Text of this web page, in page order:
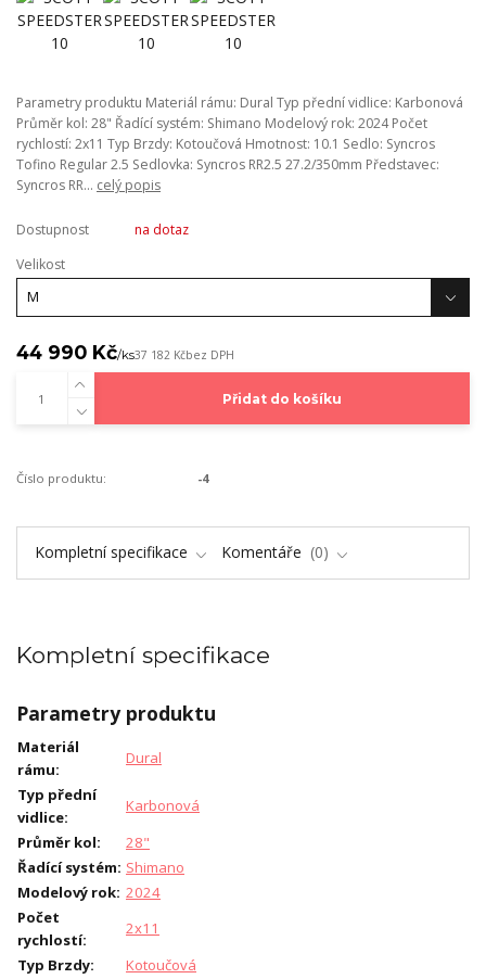
Parametry produktu Materiál rámu: Dural Typ přední vidlice: Karbonová
Průměr kol: 28" Řadící systém: Shimano Modelový rok: 2024 Počet
rychlostí: 2x11 Typ Brzdy: Kotoučová Hmotnost: 10.1 Sedlo: Syncros
Tofino Regular 2.5 Sedlovka: Syncros RR2.5 27.2/350mm Představec:
Syncros RR... celý popis
Dostupnost
na dotaz
Velikost
44 990 Kč/ks37 182 Kčbez DPH
Přidat do košíku
Číslo produktu: -4
Kompletní specifikace Komentáře 0
Kompletní specifikace
Parametry produktu
Materiál
rámu:
Dural
Typ přední
vidlice:
Karbonová
Průměr kol:
28"
Řadící systém: Shimano
Modelový rok: 2024
Počet
rychlostí:
2x11
Typ Brzdy:
Kotoučová